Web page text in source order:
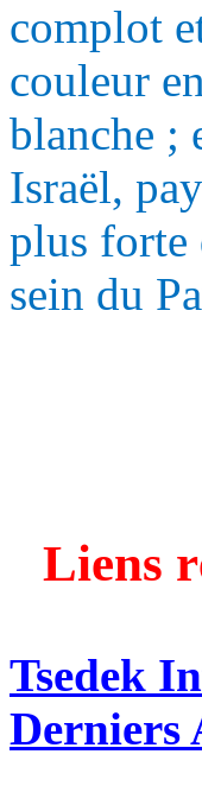
complot
couleur
blanche ;
Israël,
plus forte
sein du
Liens
Tsedek
Derniers